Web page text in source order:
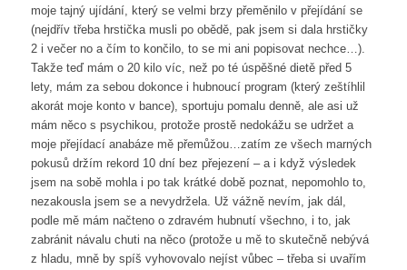
moje tajný ujídání, který se velmi brzy přeměnilo v přejídání se
(nejdřív třeba hrstička musli po obědě, pak jsem si dala hrstičky
2 i večer no a čím to končilo, to se mi ani popisovat nechce…).
Takže teď mám o 20 kilo víc, než po té úspěšné dietě před 5
lety, mám za sebou dokonce i hubnoucí program (který zeštíhlil
akorát moje konto v bance), sportuju pomalu denně, ale asi už
mám něco s psychikou, protože prostě nedokážu se udržet a
moje přejídací anabáze mě přemůžou…zatím ze všech marných
pokusů držím rekord 10 dní bez přejezení – a i když výsledek
jsem na sobě mohla i po tak krátké době poznat, nepomohlo to,
nezakousla jsem se a nevydržela. Už vážně nevím, jak dál,
podle mě mám načteno o zdravém hubnutí všechno, i to, jak
zabránit návalu chuti na něco (protože u mě to skutečně nebývá
z hladu, mně by spíš vyhovovalo nejíst vůbec – třeba si uvařím